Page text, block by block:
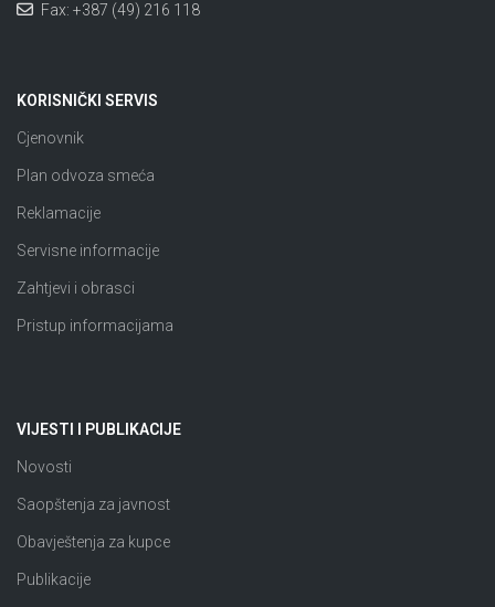
Fax: +387 (49) 216 118
KORISNIČKI SERVIS
Cjenovnik
Plan odvoza smeća
Reklamacije
Servisne informacije
Zahtjevi i obrasci
Pristup informacijama
VIJESTI I PUBLIKACIJE
Novosti
Saopštenja za javnost
Obavještenja za kupce
Publikacije